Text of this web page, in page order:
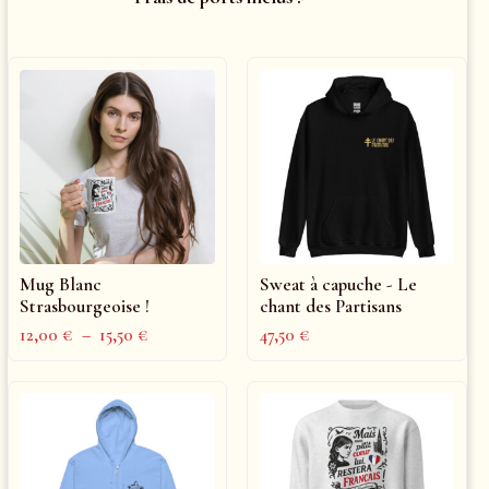
Mug Blanc
Strasbourgeoise !
12,00€ – 15,50€
Sweat à capuche - Le
chant des Partisans
47,50€